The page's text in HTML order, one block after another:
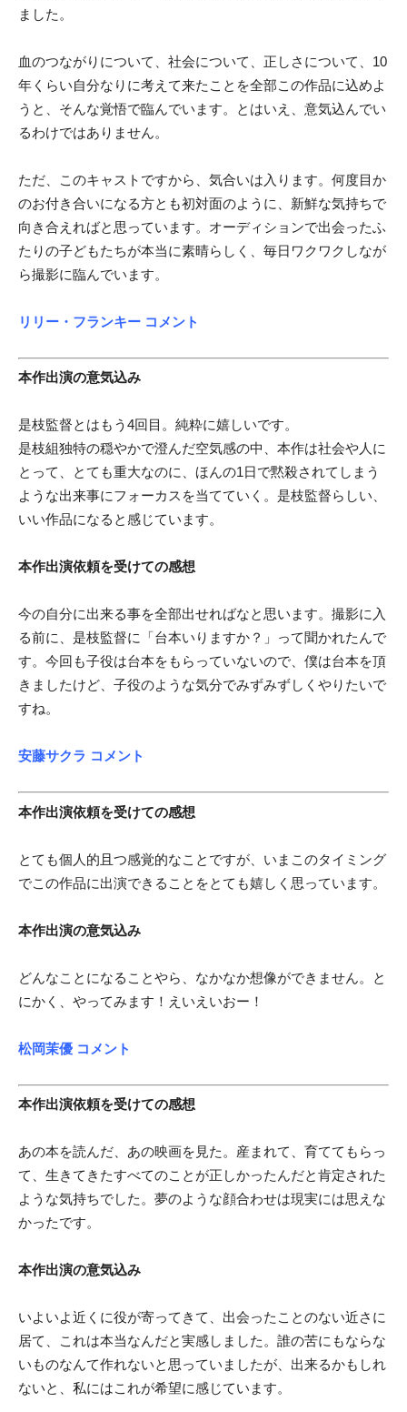
ました。
血のつながりについて、社会について、正しさについて、10
年くらい自分なりに考えて来たことを全部この作品に込めよ
うと、そんな覚悟で臨んでいます。とはいえ、意気込んでい
るわけではありません。
ただ、このキャストですから、気合いは入ります。何度目か
のお付き合いになる方とも初対面のように、新鮮な気持ちで
向き合えればと思っています。オーディションで出会ったふ
たりの子どもたちが本当に素晴らしく、毎日ワクワクしなが
ら撮影に臨んでいます。
リリー・フランキー コメント
本作出演の意気込み
是枝監督とはもう4回目。純粋に嬉しいです。
是枝組独特の穏やかで澄んだ空気感の中、本作は社会や人に
とって、とても重大なのに、ほんの1日で黙殺されてしまう
ような出来事にフォーカスを当てていく。是枝監督らしい、
いい作品になると感じています。
本作出演依頼を受けての感想
今の自分に出来る事を全部出せればなと思います。撮影に入
る前に、是枝監督に「台本いりますか？」って聞かれたんで
す。今回も子役は台本をもらっていないので、僕は台本を頂
きましたけど、子役のような気分でみずみずしくやりたいで
すね。
安藤サクラ コメント
本作出演依頼を受けての感想
とても個人的且つ感覚的なことですが、いまこのタイミング
でこの作品に出演できることをとても嬉しく思っています。
本作出演の意気込み
どんなことになることやら、なかなか想像ができません。と
にかく、やってみます！えいえいおー！
松岡茉優 コメント
本作出演依頼を受けての感想
あの本を読んだ、あの映画を見た。産まれて、育ててもらっ
て、生きてきたすべてのことが正しかったんだと肯定された
ような気持ちでした。夢のような顔合わせは現実には思えな
かったです。
本作出演の意気込み
いよいよ近くに役が寄ってきて、出会ったことのない近さに
居て、これは本当なんだと実感しました。誰の苦にもならな
いものなんて作れないと思っていましたが、出来るかもしれ
ないと、私にはこれが希望に感じています。